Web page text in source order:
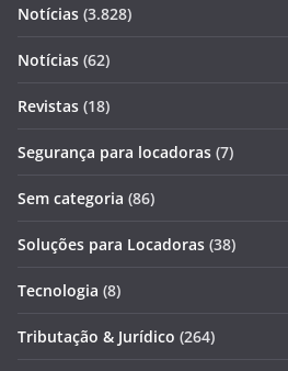
Notícias (3.828)
Notícias (62)
Revistas (18)
Segurança para locadoras (7)
Sem categoria (86)
Soluções para Locadoras (38)
Tecnologia (8)
Tributação & Jurídico (264)